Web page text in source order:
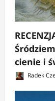
cienie i
Radek